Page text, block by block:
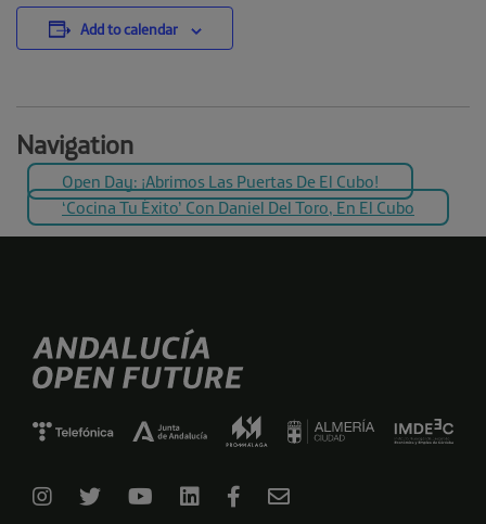
Add to calendar
Navigation
Open Day: ¡abrimos Las Puertas De El Cubo!
‘Cocina Tu Éxito’ Con Daniel Del Toro, En El Cubo